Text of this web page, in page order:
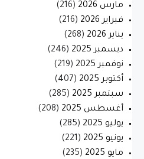
مارس 2026
(216)
فبراير 2026
(216)
يناير 2026
(268)
ديسمبر 2025
(246)
نوفمبر 2025
(219)
أكتوبر 2025
(407)
سبتمبر 2025
(285)
أغسطس 2025
(208)
يوليو 2025
(285)
يونيو 2025
(221)
مايو 2025
(235)